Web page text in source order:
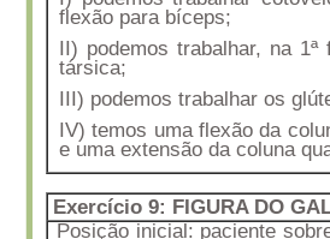
flexão para bíceps;
II) podemos trabalhar, na
társica;
III) podemos trabalhar os
IV) temos uma flexão da
e uma extensão da coluna
Exercício 9: FIGURA DO
Posição inicial: paciente